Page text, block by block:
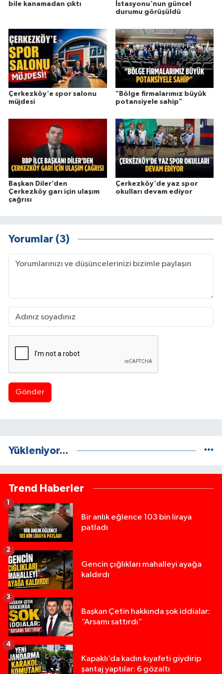
bile kanamadan çıktı
İstasyonu'nun güncel
durumu görüşüldü
Çerkezköy'e spor salonu
müjdesi
"Bölge firmalarımız büyük
potansiyele sahip"
Başkan Diler’den
Çerkezköy garı için ulaşım
çağrısı
Çerkezköy'de yaz spor
okulları devam ediyor
Yorumlar (3)
Gönder
Yükleniyor...
Trend Haberler
Bir anlık eğlence 103 bin liraya
patladı
1
Gencin çığlıkları mahalleyi ayağa
kaldırdı
2
Başkan Çetin hakkında şok iddialar:
“Arsamı sattırdı”
3
Kapaklı’da kadın kıyafeti giydirip
şantaj yaptılar: 6 gözaltı
4